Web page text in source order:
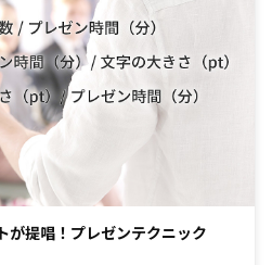
提唱！プレゼンテクニック